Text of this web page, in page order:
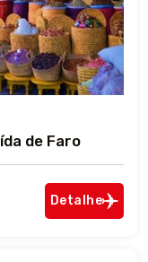
de Faro
Detalhe